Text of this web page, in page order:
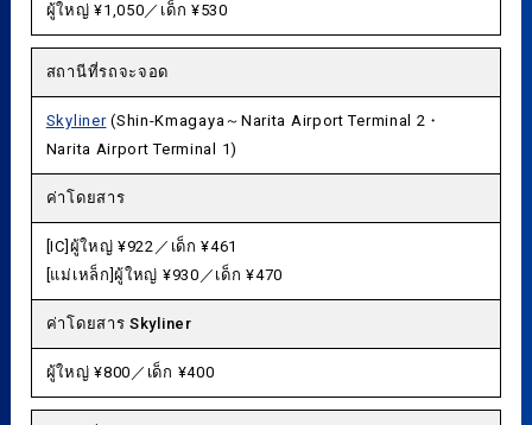
ผู้ใหญ่ ¥1,050／เด็ก ¥530
สถานีที่รถจะจอด
Skyliner(Shin-Kmagaya～Narita Airport Terminal 2・
Narita Airport Terminal 1)
ค่าโดยสาร
[IC]ผู้ใหญ่ ¥922／เด็ก ¥461
[แม่เหล็ก]ผู้ใหญ่ ¥930／เด็ก ¥470
ค่าโดยสาร Skyliner
ผู้ใหญ่ ¥800／เด็ก ¥400